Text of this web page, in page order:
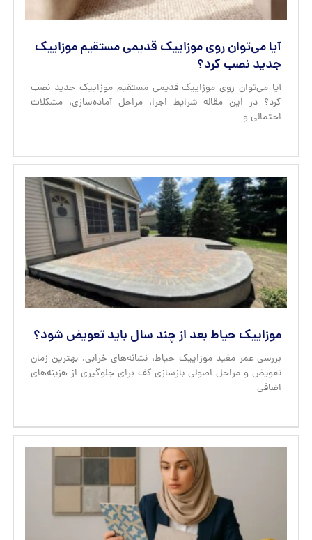
آیا می‌توان روی موزاییک قدیمی مستقیم موزاییک
جدید نصب کرد؟
آیا می‌توان روی موزاییک قدیمی مستقیم موزاییک جدید نصب
کرد؟ در این مقاله شرایط اجرا، مراحل آماده‌سازی، مشکلات
احتمالی و
موزاییک حیاط بعد از چند سال باید تعویض شود؟
بررسی عمر مفید موزاییک حیاط، نشانه‌های خرابی، بهترین زمان
تعویض و مراحل اصولی بازسازی کف برای جلوگیری از هزینه‌های
اضافی